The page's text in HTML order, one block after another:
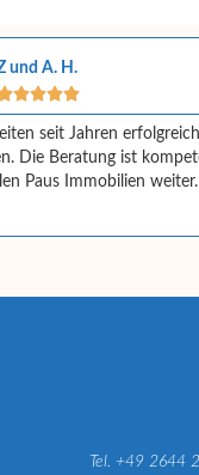
und A. H.

seit Jahren
Die Beratung ist
Paus Immobilien weiter.
Tel. +49 2644